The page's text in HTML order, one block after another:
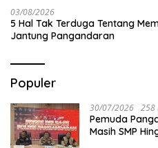
03/08/2026
5 Hal Tak Terduga Tentang
Jantung Pangandaran
Populer
30/07/2026 258
Pemuda
Masih SMP